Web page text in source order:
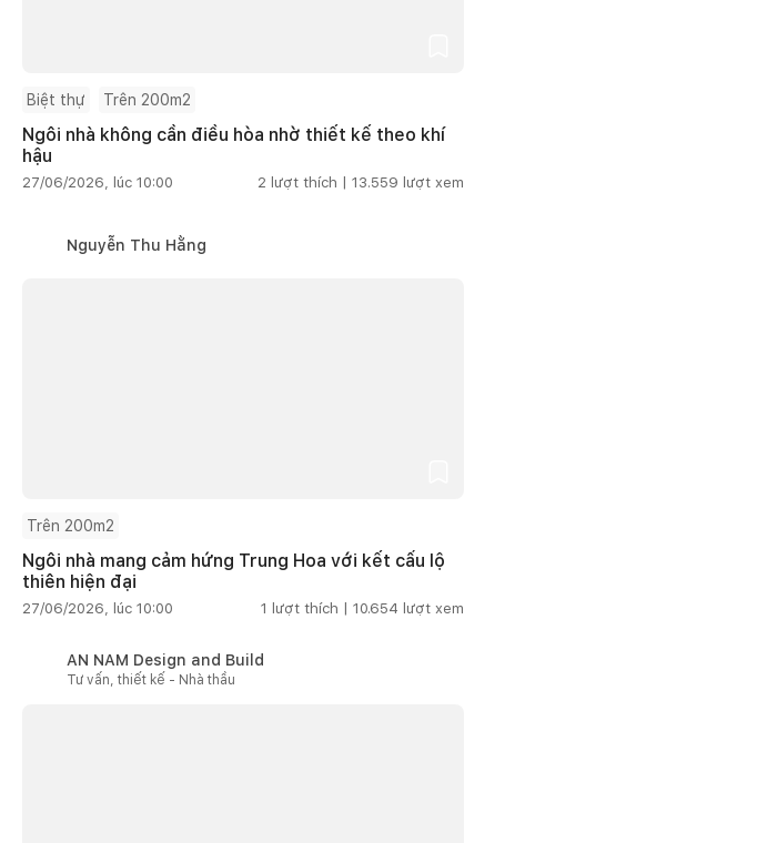
Biệt thự Trên 200m2
Ngôi nhà không cần điều hòa nhờ thiết kế theo khí
hậu
27/06/2026, lúc 10:00 2 lượt thích | 13.559 lượt xem
Nguyễn Thu Hằng
Trên 200m2
Ngôi nhà mang cảm hứng Trung Hoa với kết cấu lộ
thiên hiện đại
27/06/2026, lúc 10:00 1 lượt thích | 10.654 lượt xem
AN NAM Design and Build
Tư vấn, thiết kế - Nhà thầu